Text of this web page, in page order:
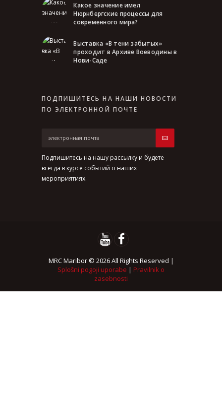
Какое значение имел
Нюрнбергские процессы для
современного мира?
Выставка «В тени забытых»
проходит в Архиве Воеводины в
Нови-Саде
ПОДПИШИТЕСЬ НА НАШИ НОВОСТИ
ПО ЭЛЕКТРОННОЙ ПОЧТЕ
Подпишитесь на нашу рассылку и будете
всегда в курсе событий о наших
мероприятиях.
MRC Maribor © 2026 All Rights Reserved |
Splošni pogoji uporabe | Pravilnik o
zasebnosti